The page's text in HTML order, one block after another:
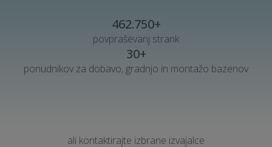
462.750+
povpraševanj strank
30+
ponudnikov za dobavo, gradnjo in montažo bazenov
ali kontaktirajte izbrane izvajalce